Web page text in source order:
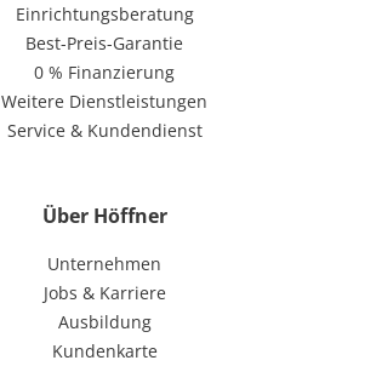
Einrichtungsberatung
Best-Preis-Garantie
0 % Finanzierung
Weitere Dienstleistungen
Service & Kundendienst
Über Höffner
Unternehmen
Jobs & Karriere
Ausbildung
Kundenkarte